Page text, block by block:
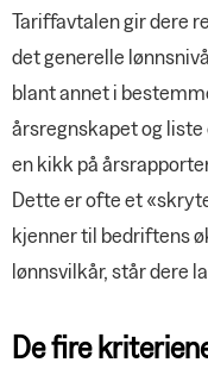
Tariffavtalen gir dere
det generelle
blant annet i
årsregnskapet og liste
en kikk på
Dette er ofte et
kjenner til bedriftens
lønnsvilkår, står dere
De fire